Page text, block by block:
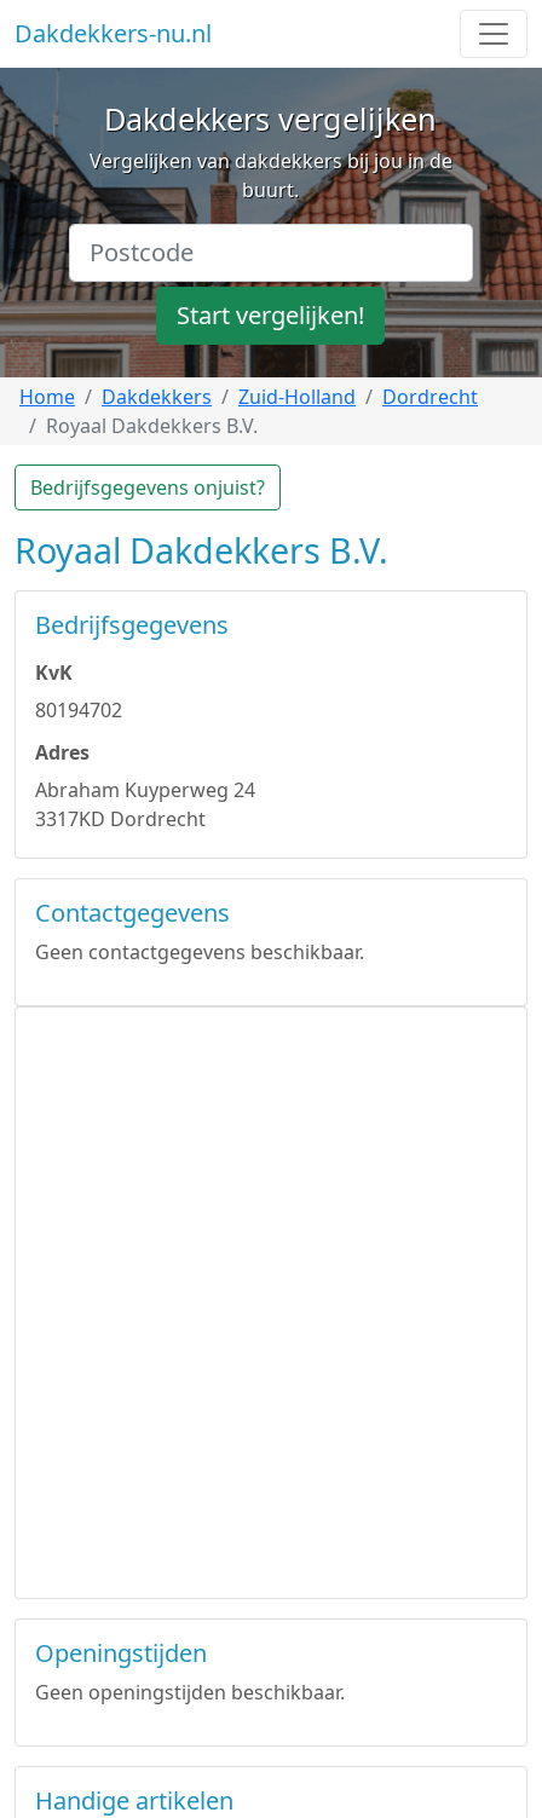
Dakdekkers-nu.nl
Dakdekkers vergelijken
Vergelijken van dakdekkers bij jou in de
buurt.
Start vergelijken!
Home Dakdekkers Zuid-Holland
Dordrecht
Royaal Dakdekkers B.V.
Bedrijfsgegevens onjuist?
Royaal Dakdekkers B.V.
Bedrijfsgegevens
KvK
80194702
Adres
Abraham Kuyperweg 24
3317KD Dordrecht
Contactgegevens
Geen contactgegevens beschikbaar.
Openingstijden
Geen openingstijden beschikbaar.
Handige artikelen